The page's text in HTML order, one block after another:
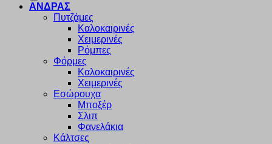
ΑΝΔΡΑΣ
Πυτζάμες
Καλοκαιρινές
Χειμερινές
Ρόμπες
Φόρμες
Καλοκαιρινές
Χειμερινές
Εσώρουχα
Μποξέρ
Σλιπ
Φανελάκια
Κάλτσες